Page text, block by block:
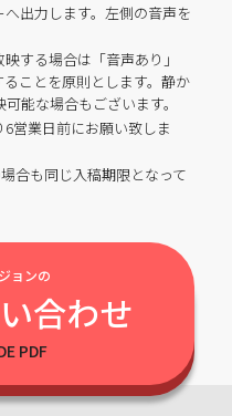
出力します。左側の音声を
する場合は「音声あり」
ることを原則とします。静か
能な場合もございます。
営業日前にお願い致しま
合も同じ入稿期限となって
ョンの
合わせ